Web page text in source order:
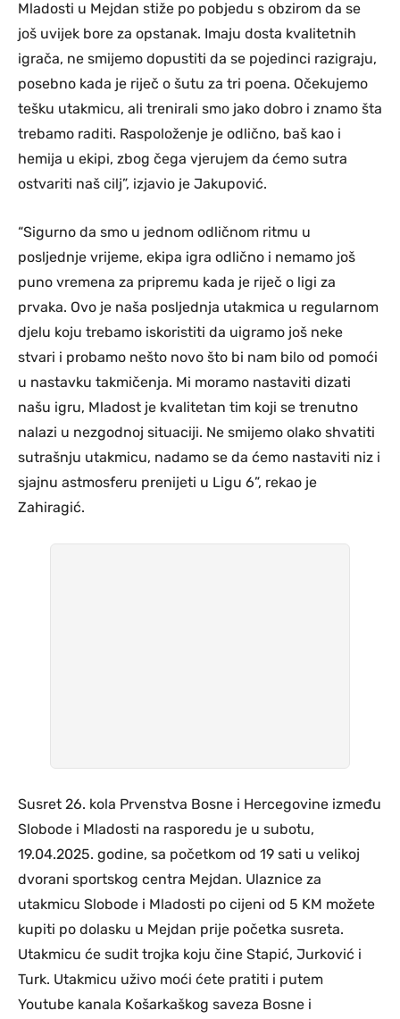
Mladosti u Mejdan stiže po pobjedu s obzirom da se
još uvijek bore za opstanak. Imaju dosta kvalitetnih
igrača, ne smijemo dopustiti da se pojedinci razigraju,
posebno kada je riječ o šutu za tri poena. Očekujemo
tešku utakmicu, ali trenirali smo jako dobro i znamo šta
trebamo raditi. Raspoloženje je odlično, baš kao i
hemija u ekipi, zbog čega vjerujem da ćemo sutra
ostvariti naš cilj”, izjavio je Jakupović.
“Sigurno da smo u jednom odličnom ritmu u
posljednje vrijeme, ekipa igra odlično i nemamo još
puno vremena za pripremu kada je riječ o ligi za
prvaka. Ovo je naša posljednja utakmica u regularnom
djelu koju trebamo iskoristiti da uigramo još neke
stvari i probamo nešto novo što bi nam bilo od pomoći
u nastavku takmičenja. Mi moramo nastaviti dizati
našu igru, Mladost je kvalitetan tim koji se trenutno
nalazi u nezgodnoj situaciji. Ne smijemo olako shvatiti
sutrašnju utakmicu, nadamo se da ćemo nastaviti niz i
sjajnu astmosferu prenijeti u Ligu 6”, rekao je
Zahiragić.
Susret 26. kola Prvenstva Bosne i Hercegovine između
Slobode i Mladosti na rasporedu je u subotu,
19.04.2025. godine, sa početkom od 19 sati u velikoj
dvorani sportskog centra Mejdan. Ulaznice za
utakmicu Slobode i Mladosti po cijeni od 5 KM možete
kupiti po dolasku u Mejdan prije početka susreta.
Utakmicu će sudit trojka koju čine Stapić, Jurković i
Turk. Utakmicu uživo moći ćete pratiti i putem
Youtube kanala Košarkaškog saveza Bosne i